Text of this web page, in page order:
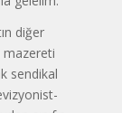
diğer
mazereti
sendikal